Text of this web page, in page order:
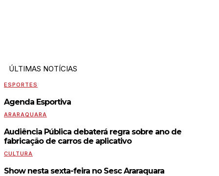
ÚLTIMAS NOTÍCIAS
ESPORTES
Agenda Esportiva
ARARAQUARA
Audiência Pública debaterá regra sobre ano de
fabricação de carros de aplicativo
CULTURA
Show nesta sexta-feira no Sesc Araraquara